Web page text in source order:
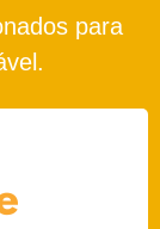
para